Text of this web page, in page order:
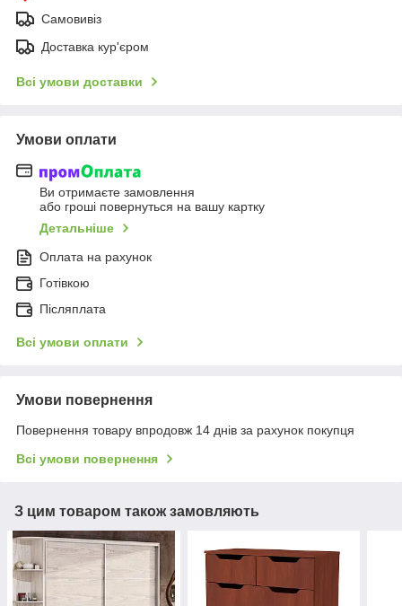
Самовивіз
Доставка кур'єром
Всі умови доставки
Умови оплати
Ви отримаєте замовлення
або гроші повернуться на вашу картку
Детальніше
Оплата на рахунок
Готівкою
Післяплата
Всі умови оплати
Умови повернення
Повернення товару впродовж 14 днів за рахунок покупця
Всі умови повернення
З цим товаром також замовляють